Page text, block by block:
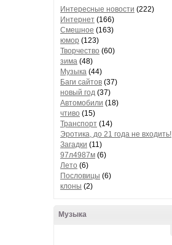
Интересные новости (222)
Интернет (166)
Смешное (163)
юмор (123)
Творчество (60)
зима (48)
Музыка (44)
Баги сайтов (37)
новый год (37)
Автомобили (18)
чтиво (15)
Транспорт (14)
Эротика, до 21 года не входить!
Загадки (11)
97л4987м (6)
Лето (6)
Пословицы (6)
клоны (2)
Музыка